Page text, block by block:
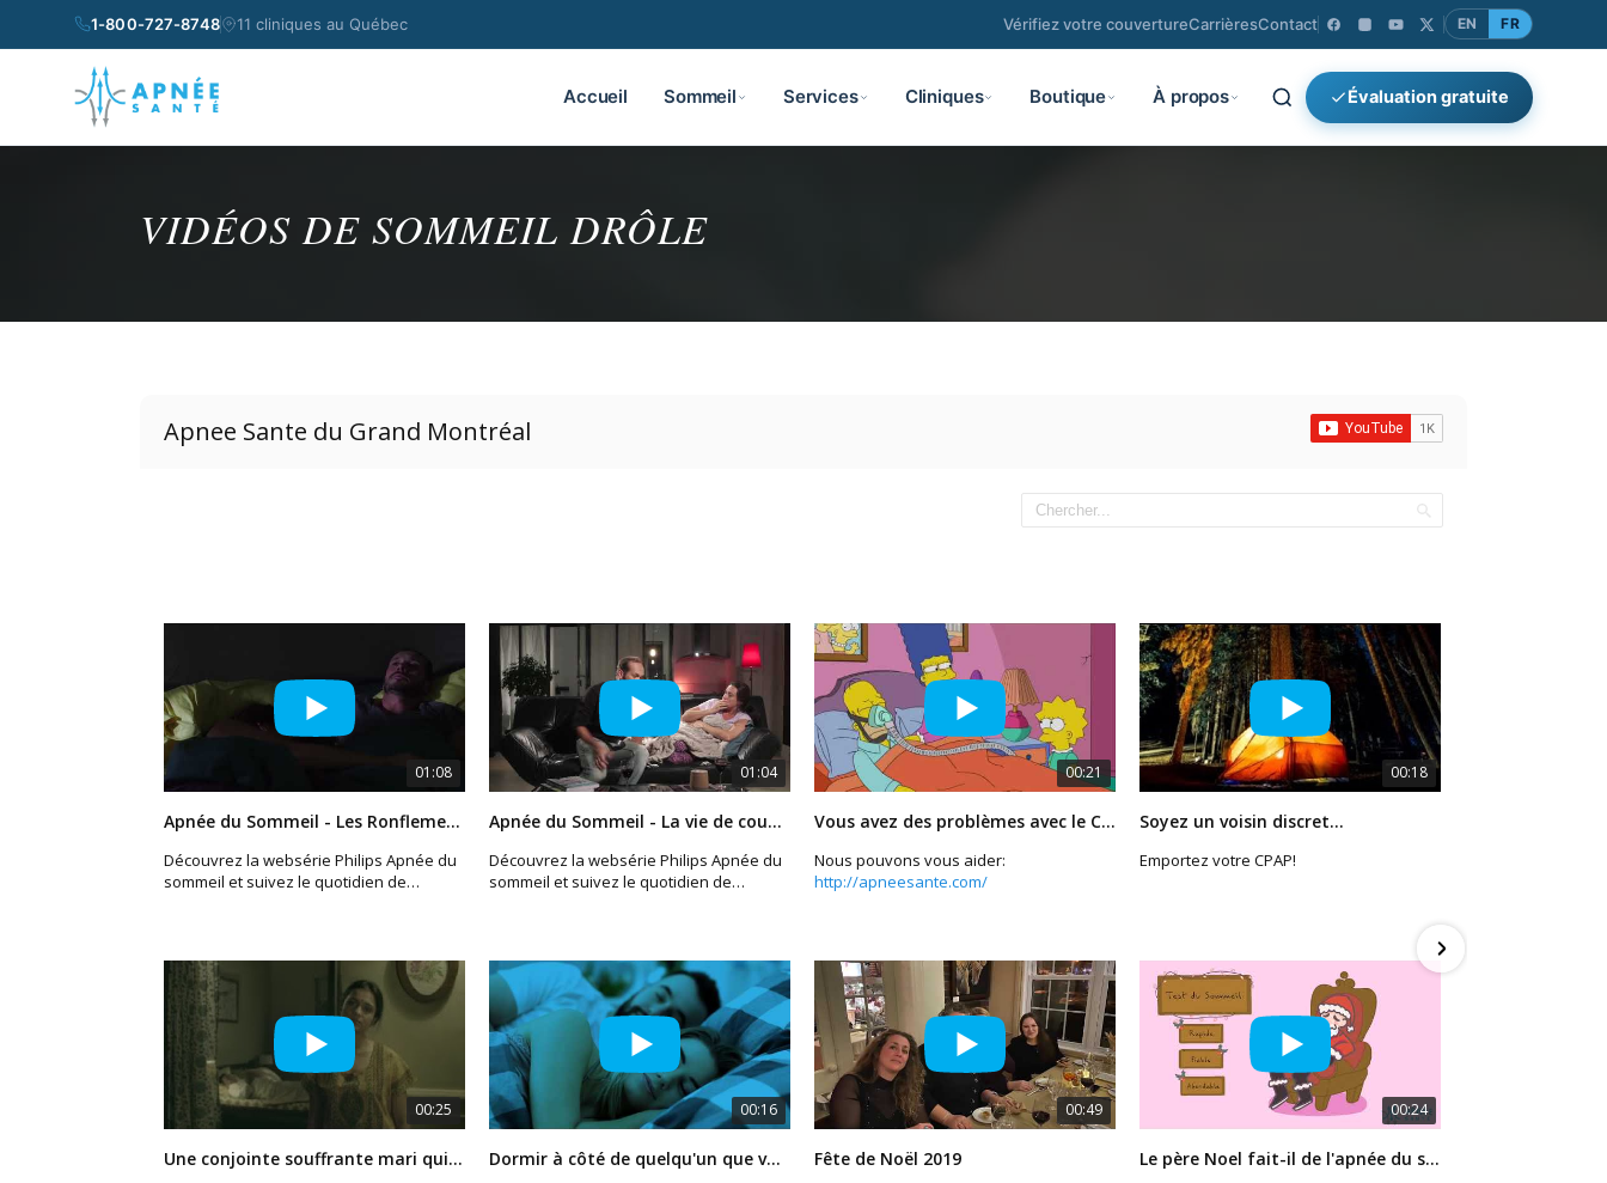
1-800-727-8748 11 cliniques au Québec Vérifiez votre couvertureCarrièresContact EN FR
Accueil Sommeil Services Cliniques Boutique À propos Évaluation gratuite
VIDÉOS DE SOMMEIL DRÔLE
Apnee Sante du Grand Montréal
01:08
Apnée du Sommeil - Les Ronflements
Découvrez la websérie Philips Apnée du
sommeil et suivez le quotidien de
01:04
Apnée du Sommeil - La vie de couple
Découvrez la websérie Philips Apnée du
sommeil et suivez le quotidien de
00:21
Vous avez des problèmes avec le CPAP?
Nous pouvons vous aider:
http://apneesante.com/
00:18
Soyez un voisin discret...
Emportez votre CPAP!
00:25
Une conjointe souffrante mari qui ronfle
00:16
Dormir à côté de quelqu'un que vous aimez...
00:49
Fête de Noël 2019
00:24
Le père Noel fait-il de l'apnée du sommeil?